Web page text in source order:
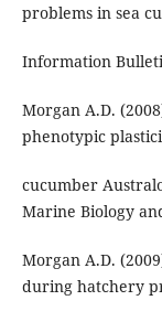
problems in sea
Information
Morgan A.D.
phenotypic
cucumber
Marine Biology
Morgan A.D.
during hatchery